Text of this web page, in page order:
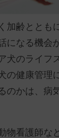
加齢ととも
になる機会
犬のライフ
の健康管理
のかは、病
物看護師な